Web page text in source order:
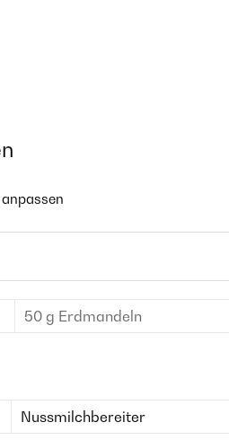
50 g Erdmandeln
Nussmilchbereiter